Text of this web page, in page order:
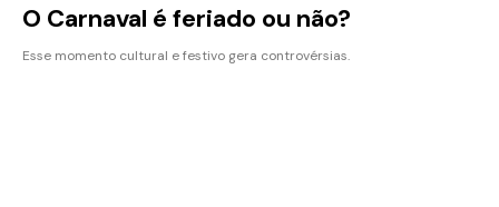
O Carnaval é feriado ou não?
Esse momento cultural e festivo gera controvérsias.